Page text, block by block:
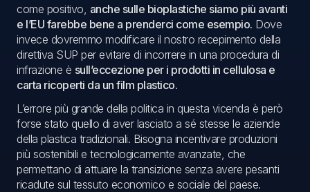
come positivo, anche sulle bioplastiche siamo più avanti
e l’EU farebbe bene a prenderci come esempio. Dove
invece dovremmo modificare il nostro recepimento della
direttiva SUP per evitare di incorrere in una procedura di
infrazione è sull’eccezione per i prodotti in cellulosa e
carta ricoperti da un film plastico.
L’errore più grande della politica in questa vicenda è però
forse stato quello di aver lasciato a sé stesse le aziende
della plastica tradizionali. Bisogna incentivare produzioni
più sostenibili e tecnologicamente avanzate, che
permettano di attuare la transizione senza avere pesanti
ricadute sul tessuto economico e sociale del paese.